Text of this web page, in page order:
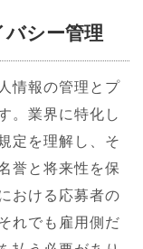
シー管理
情報の管理とプ
。業界に特化し
定を理解し、そ
誉と将来性を保
おける応募者の
れでも雇用側だ